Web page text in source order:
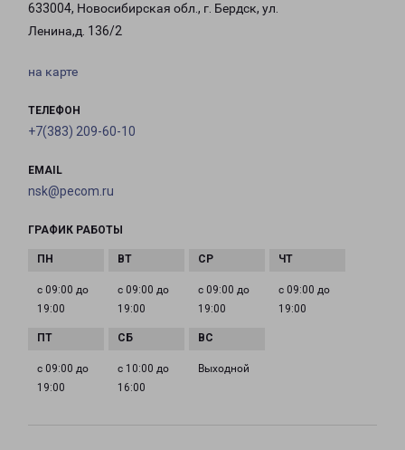
633004, Новосибирская обл., г. Бердск, ул.
Ленина,д. 136/2
на карте
ТЕЛЕФОН
+7(383) 209-60-10
EMAIL
nsk@pecom.ru
ГРАФИК РАБОТЫ
с 09:00 до
19:00
с 09:00 до
19:00
с 09:00 до
19:00
с 09:00 до
19:00
с 09:00 до
19:00
с 10:00 до
16:00
Выходной